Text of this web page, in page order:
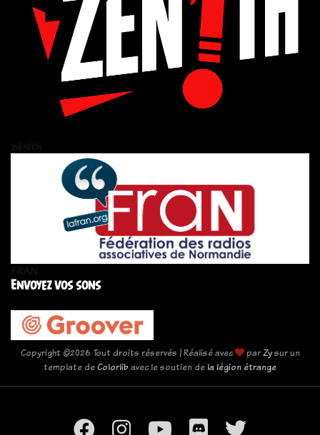
Envoyez vos sons
Copyright ©2026 Tout droits réservés | Réalisé avec parZysur un
template deColorlibavec le soutien de la légion étrange